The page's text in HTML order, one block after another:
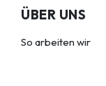
ÜBER UNS
So arbeiten wir